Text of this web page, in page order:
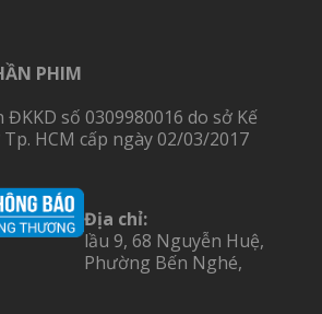
PHIM
số 0309980016 do sở Kế
HCM cấp ngày 02/03/2017
Địa chỉ:
lầu 9, 68 Nguyễn Huệ,
Phường Bến Nghé,